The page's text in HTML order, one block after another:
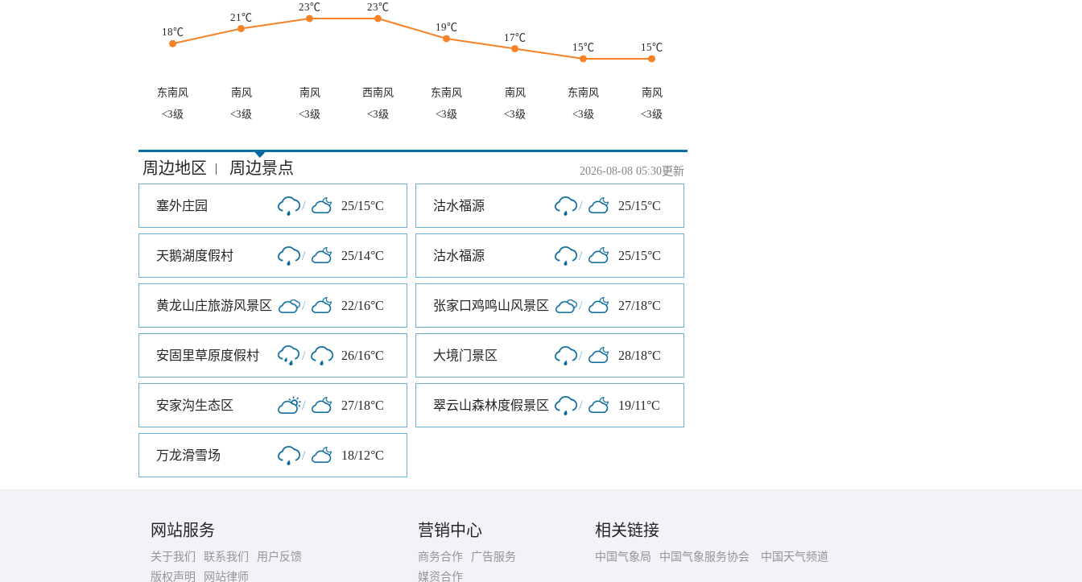
18℃
21℃
23℃
23℃
19℃
17℃
15℃
15℃
东南风 南风 南风 西南风 东南风 南风 东南风
南风
<3级
<3级 <3级 <3级 <3级 <3级 <3级 <3级
周边地区 | 周边景点 2026-08-08 05:30更新
塞外庄园 / 25/15°C 沽水福源 / 25/15°C
天鹅湖度假村 / 25/14°C 沽水福源 / 25/15°C
黄龙山庄旅游风景区 / 22/16°C 张家口鸡鸣山风景区 / 27/18°C
安固里草原度假村 / 26/16°C 大境门景区 / 28/18°C
安家沟生态区 / 27/18°C 翠云山森林度假景区 / 19/11°C
万龙滑雪场 / 18/12°C
网站服务
关于我们 联系我们
用户反馈
版权声明
网站律师
营销中心
商务合作
广告服务
媒资合作
相关链接
中国气象局 中国气象服务协会 中国天气频道